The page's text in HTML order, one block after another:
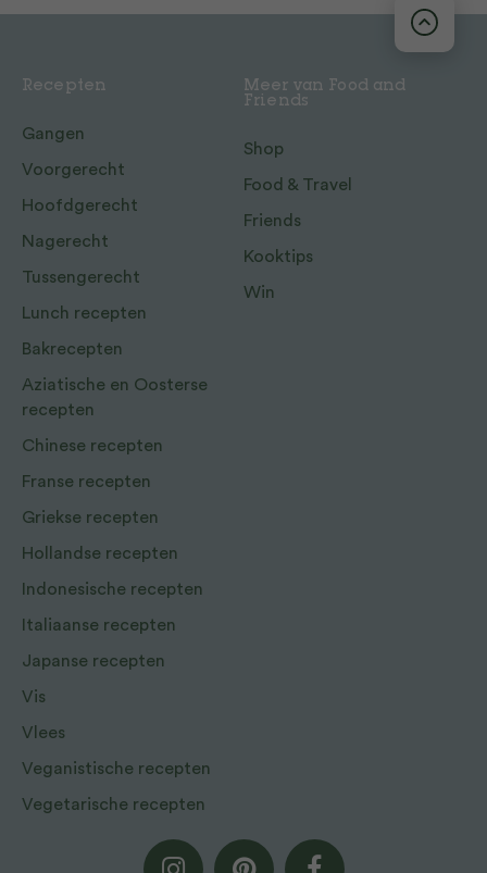
Recepten
Gangen
Voorgerecht
Hoofdgerecht
Nagerecht
Tussengerecht
Lunch recepten
Bakrecepten
Aziatische en Oosterse
recepten
Chinese recepten
Franse recepten
Griekse recepten
Hollandse recepten
Indonesische recepten
Italiaanse recepten
Japanse recepten
Vis
Vlees
Veganistische recepten
Vegetarische recepten
Meer van Food and
Friends
Shop
Food & Travel
Friends
Kooktips
Win